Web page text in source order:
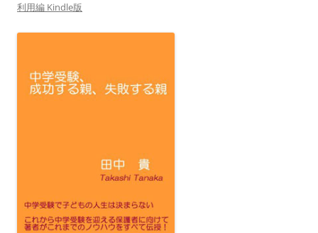
利用編 Kindle版